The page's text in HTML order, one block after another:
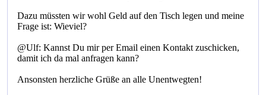
Dazu müssten wir wohl Geld auf den Tisch legen und meine
Frage ist: Wieviel?
@Ulf: Kannst Du mir per Email einen Kontakt zuschicken,
damit ich da mal anfragen kann?
Ansonsten herzliche Grüße an alle Unentwegten!